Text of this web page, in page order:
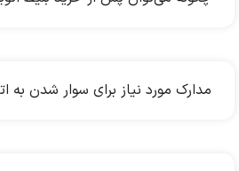
مدارک مورد نیاز برای سوار شدن